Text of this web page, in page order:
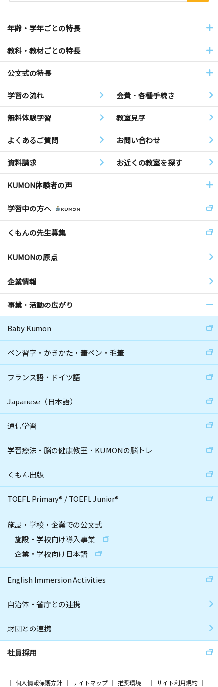
年齢・学年ごとの特長
教科・教材ごとの特長
公文式の特長
学習の流れ 会費・各種手続き
無料体験学習 教室見学
よくあるご質問 お問い合わせ
資料請求 お近くの教室を探す
KUMON体験者の声
学習中の方へ
くもんの先生募集
KUMONの原点
企業情報
事業・活動の広がり
Baby Kumon
ペン習字・かきかた・筆ペン・毛筆
フランス語・ドイツ語
Japanese（日本語）
通信学習
学習療法・脳の健康教室・KUMONの脳トレ
くもん出版
TOEFL Primary® /TOEFL Junior®
施設・学校・企業での公文式
施設・学校向け導入事業
企業・学校向け日本語
English Immersion Activities
自治体・省庁との連携
財団との連携
社員採用
個人情報保護方針 サイトマップ 推奨環境 サイト利用規約